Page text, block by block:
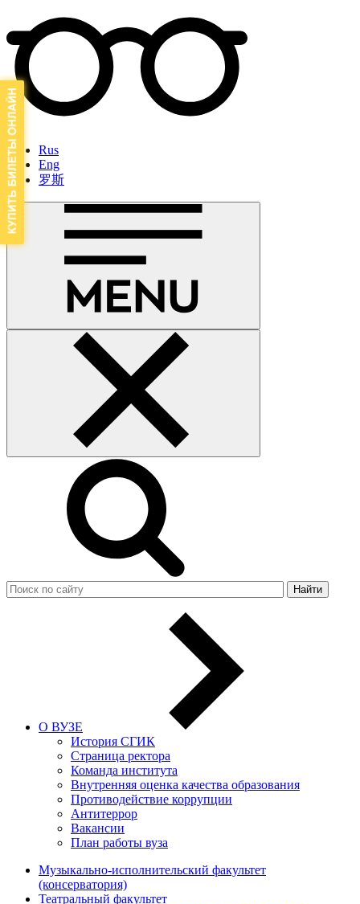
Rus
Eng
罗斯
Найти
О ВУЗЕ
История СГИК
Страница ректора
Команда института
Внутренняя оценка качества образования
Противодействие коррупции
Антитеррор
Вакансии
План работы вуза
Музыкально-исполнительский факультет
(консерватория)
Театральный факультет